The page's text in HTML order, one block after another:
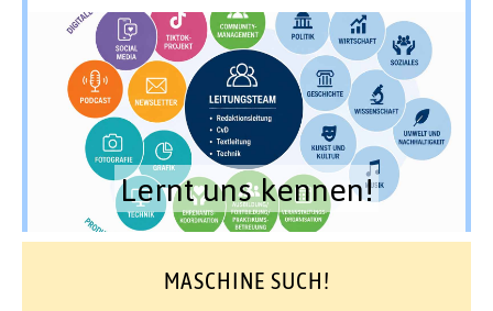
Lernt uns kennen!
MASCHINE SUCH!